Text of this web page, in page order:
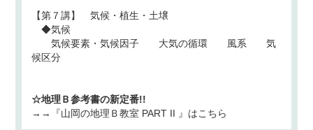
【第７講】 気候・植生・土壌
◆気候
気候要素・気候因子 大気の循環 風系 気
候区分
☆地理Ｂ参考書の新定番!!
→→『山岡の地理Ｂ教室 PART II 』はこちら